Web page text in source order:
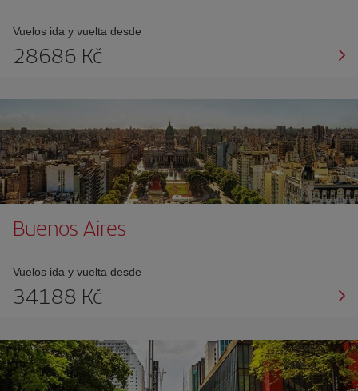
Vuelos ida y vuelta desde
28686 Kč
Buenos Aires
Vuelos ida y vuelta desde
34188 Kč